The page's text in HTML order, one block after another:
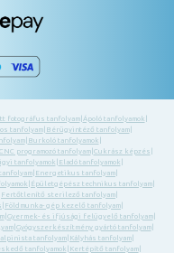
fotográfus tanfolyam| Ápoló tanfolyamok
tanfolyam| Bérügyintéző tanfolyam|
| Burkoló tanfolyamok
CNC programozó tanfolyam| Cukrász képzés
tanfolyamok Eladó tanfolyamok
Energetikus tanfolyam
Épületgépész technikus tanfolyam
Fertőtlenítő sterilező tanfolyam
Földmunka- gép kezelő tanfolyam
| Gyermek- és ifjúsági felügyelő tanfolyam|
| Gyógyszerkészítmény gyártó tanfolyam|
tanfolyam Kályhás tanfolyam
tanfolyamok Kertépítő tanfolyam|